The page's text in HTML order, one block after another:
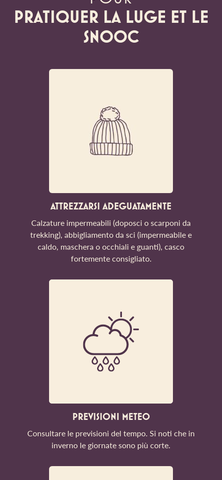
PRATIQUER LA LUGE ET LE
SNOOC
ATTREZZARSI ADEGUATAMENTE
Calzature impermeabili (doposci o scarponi da
trekking), abbigliamento da sci (impermeabile e
caldo, maschera o occhiali e guanti), casco
fortemente consigliato.
PREVISIONI METEO
Consultare le previsioni del tempo. Si noti che in
inverno le giornate sono più corte.